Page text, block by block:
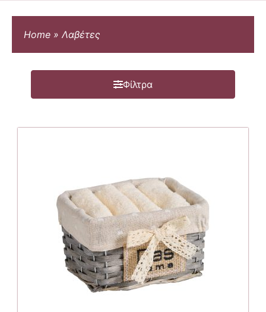
Home » Λαβέτες
Φίλτρα